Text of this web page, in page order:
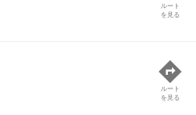
ルート
を見る
ルート
を見る